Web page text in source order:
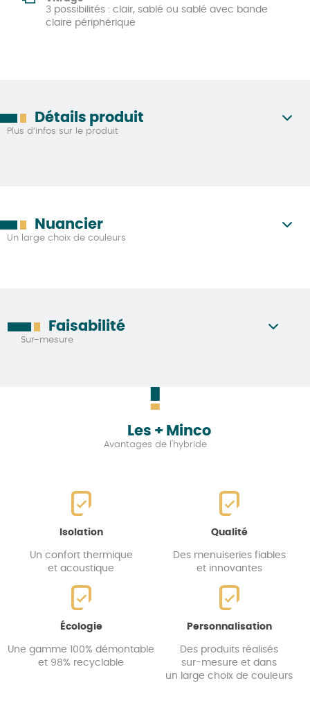
3 possibilités : clair, sablé ou sablé avec bande
claire périphérique
Détails produit
Plus d’infos sur le produit
Nuancier
Un large choix de couleurs
Faisabilité
Sur-mesure
Les + Minco
Avantages de l'hybride
Isolation
Un confort thermique
et acoustique
Qualité
Des menuiseries fiables
et innovantes
Écologie
Une gamme 100% démontable
et 98% recyclable
Personnalisation
Des produits réalisés
sur-mesure et dans
un large choix de couleurs